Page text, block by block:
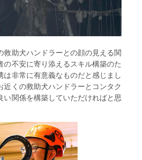
救助⽝ハンドラーとの顔の⾒える関
の不安に寄り添えるスキル構築のた
は⾮常に有意義なものだと感じまし
近くの救助⽝ハンドラーとコンタク
い関係を構築していただければと思